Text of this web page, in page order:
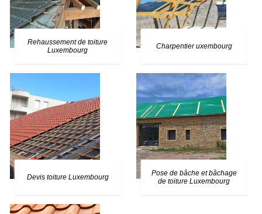
Rehaussement de toiture
Luxembourg
Charpentier uxembourg
Devis toiture Luxembourg
Pose de bâche et bâchage
de toiture Luxembourg